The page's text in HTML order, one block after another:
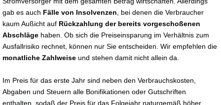
gab es auch Fälle von Insolvenzen , bei denen die Verbraucher
kaum Außicht auf Rückzahlung der bereits vorgeschoßenen
Abschläge haben. Ob sich die Preiseinsparung im Verhältnis zum
Ausfallrisiko rechnet, können nur Sie entscheiden. Wir empfehlen die
monatliche Zahlweise und stehen damit nicht allein da.
Im Preis für das erste Jahr sind neben den Verbrauchskosten,
Abgaben und Steuern alle Bonifikationen oder Gutschriften
enthalten, sodaß der Preis für das Folgejahr naturgemäß höher